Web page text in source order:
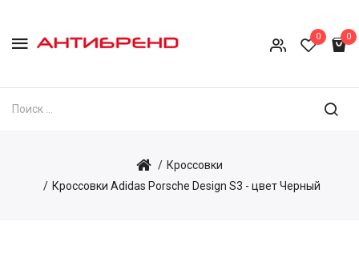
0 0
Кроссовки
Кроссовки Adidas Porsche Design S3 - цвет Черный